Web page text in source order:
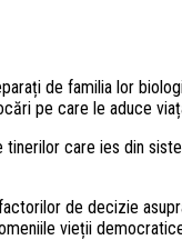
de familia lor
pe care le aduce
care ies din
de decizie
vieții